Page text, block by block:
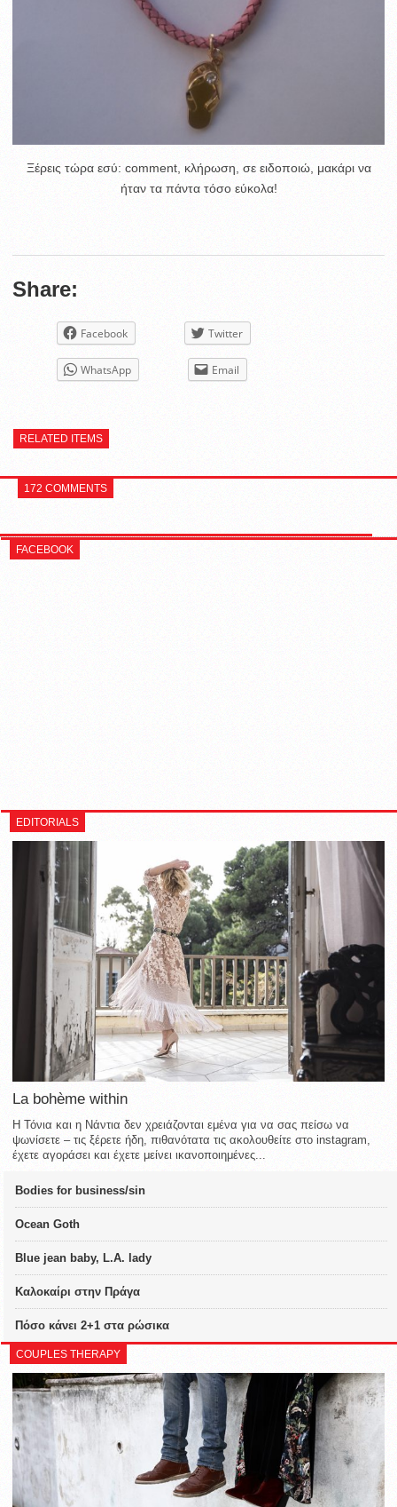
Ξέρεις τώρα εσύ: comment, κλήρωση, σε ειδοποιώ, μακάρι να
ήταν τα πάντα τόσο εύκολα!
Share:
Facebook Twitter
WhatsApp Email
RELATED ITEMS
172 COMMENTS
FACEBOOK
EDITORIALS
La bohème within
Η Τόνια και η Νάντια δεν χρειάζονται εμένα για να σας πείσω να
ψωνίσετε – τις ξέρετε ήδη, πιθανότατα τις ακολουθείτε στο instagram,
έχετε αγοράσει και έχετε μείνει ικανοποιημένες...
Bodies for business/sin
Ocean Goth
Blue jean baby, L.A. lady
Καλοκαίρι στην Πράγα
Πόσο κάνει 2+1 στα ρώσικα
COUPLES THERAPY